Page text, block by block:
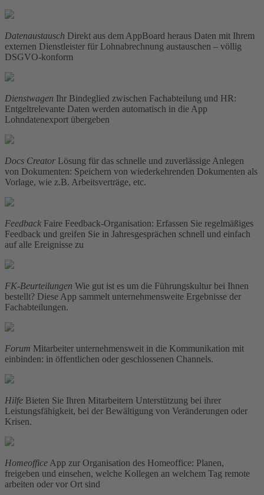
Datenaustausch Direkt aus dem AppBoard heraus Daten mit Ihrem
externen Dienstleister für Lohnabrechnung austauschen – völlig
DSGVO-konform
Dienstwagen Ihr Bindeglied zwischen Fachabteilung und HR:
Entgeltrelevante Daten werden automatisch in die App
Lohndatenexport übergeben
Docs Creator Lösung für das schnelle und zuverlässige Anlegen
von Dokumenten: Speichern von wiederkehrenden Dokumenten als
Vorlage, wie z.B. Arbeitsverträge, etc.
Feedback Faire Feedback-Organisation: Erfassen Sie regelmäßiges
Feedback und greifen Sie in Jahresgesprächen schnell und einfach
auf alle Ereignisse zu
FK-Beurteilungen Wie gut ist es um die Führungskultur bei Ihnen
bestellt? Diese App sammelt unternehmensweite Ergebnisse der
Fachabteilungen.
Forum Mitarbeiter unternehmensweit in die Kommunikation mit
einbinden: in öffentlichen oder geschlossenen Channels.
Hilfe Bieten Sie Ihren Mitarbeitern Unterstützung bei ihrer
Leistungsfähigkeit, bei der Bewältigung von Veränderungen oder
Krisen.
Homeoffice App zur Organisation des Homeoffice: Planen,
freigeben und einsehen, welche Kollegen an welchem Tag remote
arbeiten oder vor Ort sind